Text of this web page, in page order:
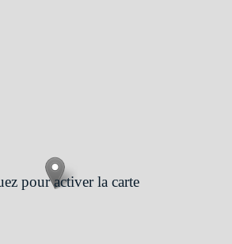
pour activer la carte